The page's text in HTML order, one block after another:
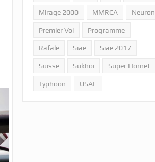
Mirage 2000 MMRCA Neuron
Premier Vol Programme
Rafale Siae Siae 2017
Suisse Sukhoi Super Hornet
Typhoon USAF